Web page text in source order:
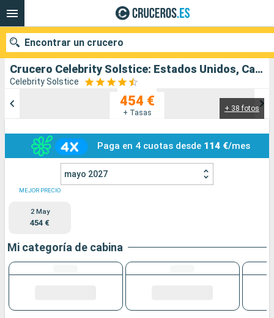
Crucero Celebrity Solstice: Estados Unidos, Canadá salida desde Vancouver
Celebrity Solstice
+ 38 fotos
454 €
+ Tasas
Paga en 4 cuotas desde 114 €/mes
mayo 2027
MEJOR PRECIO
2 May
454 €
Mi categoría de cabina
Encontrar un crucero
Fecha de salida
Compañías